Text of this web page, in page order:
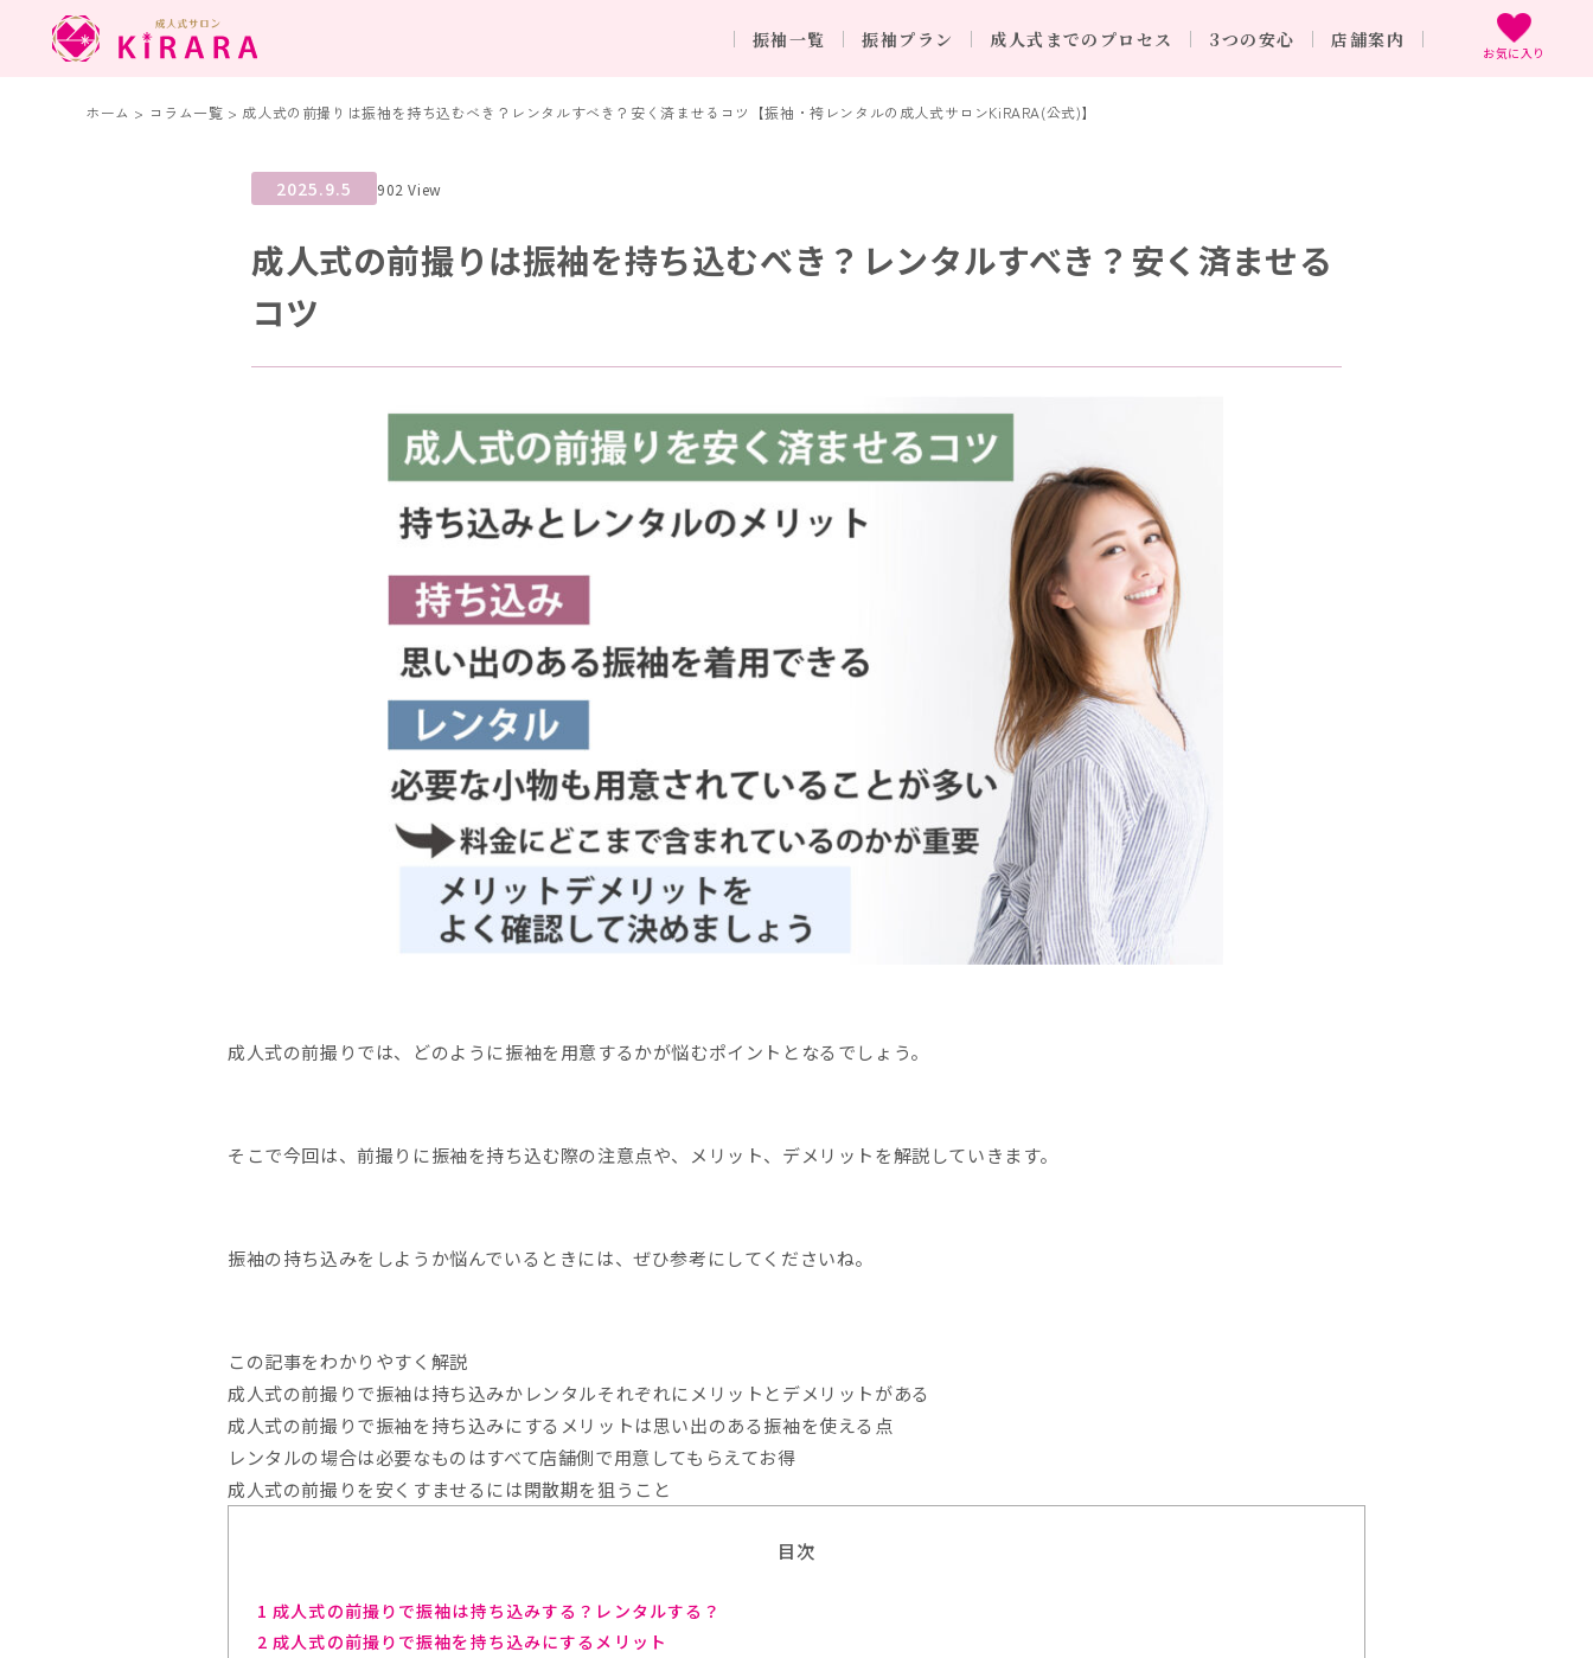
振袖一覧 振袖プラン 成人式までのプロセス 3つの安心 店舗案内
お気に入り
ホーム > コラム一覧 > 成人式の前撮りは振袖を持ち込むべき？レンタルすべき？安く済ませるコツ【振袖・袴レンタルの成人式サロンKiRARA(公式)】
2025.9.5 902 View
成人式の前撮りは振袖を持ち込むべき？レンタルすべき？安く済ませる
コツ
成人式の前撮りでは、どのように振袖を用意するかが悩むポイントとなるでしょう。
そこで今回は、前撮りに振袖を持ち込む際の注意点や、メリット、デメリットを解説していきます。
振袖の持ち込みをしようか悩んでいるときには、ぜひ参考にしてくださいね。
この記事をわかりやすく解説
成人式の前撮りで振袖は持ち込みかレンタルそれぞれにメリットとデメリットがある
成人式の前撮りで振袖を持ち込みにするメリットは思い出のある振袖を使える点
レンタルの場合は必要なものはすべて店舗側で用意してもらえてお得
成人式の前撮りを安くすませるには閑散期を狙うこと
目次
1 成人式の前撮りで振袖は持ち込みする？レンタルする？
2 成人式の前撮りで振袖を持ち込みにするメリット